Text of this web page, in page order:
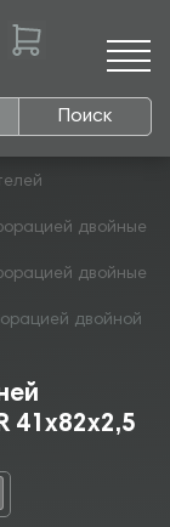
Поиск
двойные
двойные
двойной
41х82х2,5